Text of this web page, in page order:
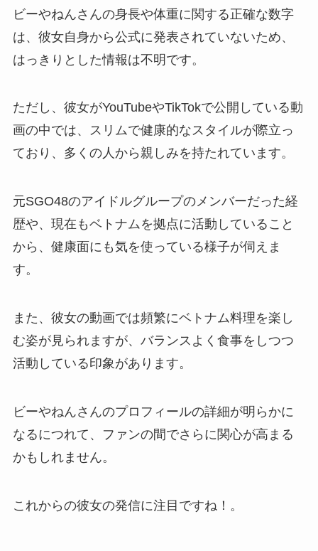
ビーやねんさんの身長や体重に関する正確な数字
は、彼女自身から公式に発表されていないため、
はっきりとした情報は不明です。
ただし、彼女がYouTubeやTikTokで公開している動
画の中では、スリムで健康的なスタイルが際立っ
ており、多くの人から親しみを持たれています。
元SGO48のアイドルグループのメンバーだった経
歴や、現在もベトナムを拠点に活動していること
から、健康面にも気を使っている様子が伺えま
す。
また、彼女の動画では頻繁にベトナム料理を楽し
む姿が見られますが、バランスよく食事をしつつ
活動している印象があります。
ビーやねんさんのプロフィールの詳細が明らかに
なるにつれて、ファンの間でさらに関心が高まる
かもしれません。
これからの彼女の発信に注目ですね！。